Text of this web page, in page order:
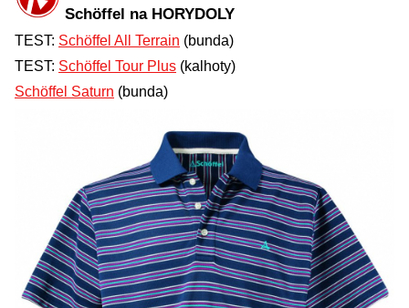
Schöffel na HORYDOLY
TEST: Schöffel All Terrain (bunda)
TEST: Schöffel Tour Plus (kalhoty)
Schöffel Saturn (bunda)